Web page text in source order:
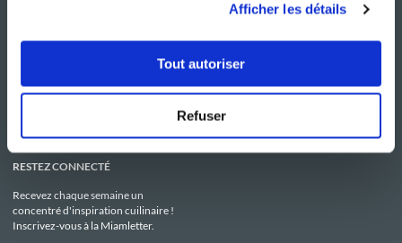
Afficher les détails
Tout autoriser
Refuser
Le Mag'
Boutique
C.G.U
Politique de confidentialité
Utilisation des Cookies
RESTEZ CONNECTÉ
Recevez chaque semaine un
concentré d'inspiration cuilinaire !
Inscrivez-vous à la Miamletter.